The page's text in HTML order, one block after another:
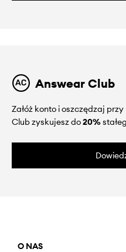
Answear Club
Załóż konto i oszczędzaj
Club zyskujesz do20%
O NAS